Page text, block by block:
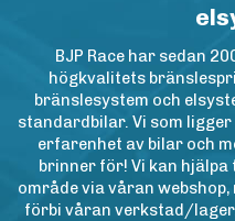
BJP Race har sedan
högkvalitets
bränslesystem och
standardbilar. Vi som ligger
erfarenhet av bilar och
brinner för! Vi kan
område via våran
förbi våran verkstad/